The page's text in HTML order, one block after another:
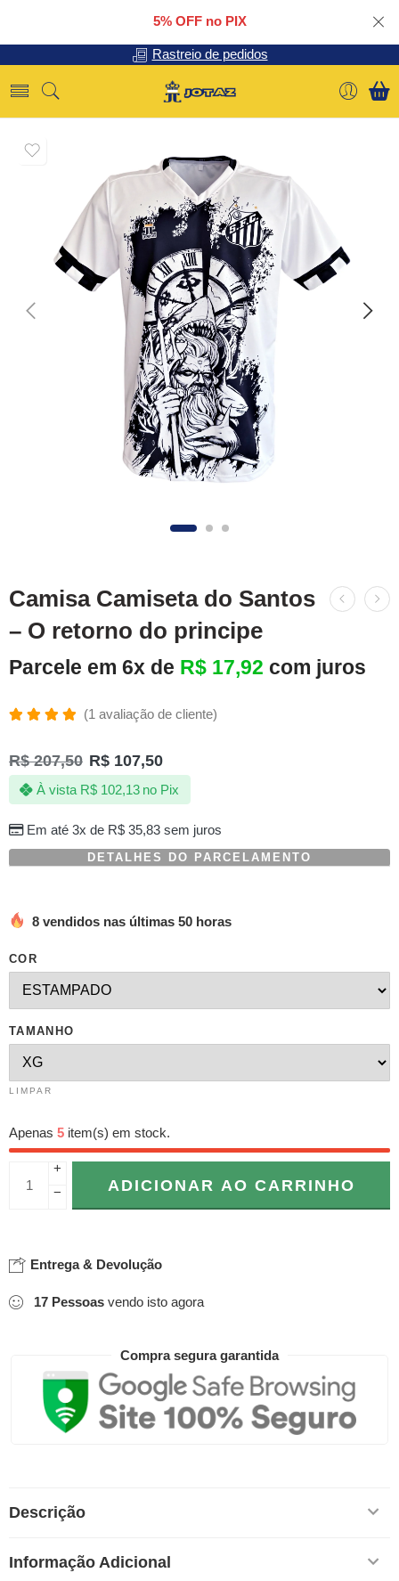
5% OFF no PIX
Rastreio de pedidos
Camisa Camiseta do Santos
– O retorno do principe
Parcele em 6x de R$ 17,92 com juros
5.00de 5,
com
baseado
em
de
cliente
(1 avaliação de cliente)
R$207,50 R$ 107,50
Em até 3x de R$35,83sem juros
À vista R$102,13 no Pix
DETALHES DO PARCELAMENTO
8 vendidos nas últimas 50 horas
COR
TAMANHO
LIMPAR
Apenas 5 item(s) em stock.
+
−
ADICIONAR AO CARRINHO
Entrega & Devolução
17 Pessoas vendo isto agora
Compra segura garantida
Descrição
Informação Adicional